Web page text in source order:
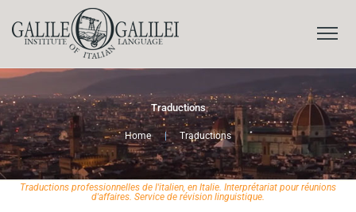
Traductions
Home | Traductions
Traductions professionnelles de l'italien, en Italie. Interprétariat pour réunions
d'affaires. Service de révision linguistique.